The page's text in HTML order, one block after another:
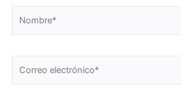
electrónico*